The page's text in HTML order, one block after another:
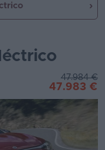
47.984 €
47.983 €